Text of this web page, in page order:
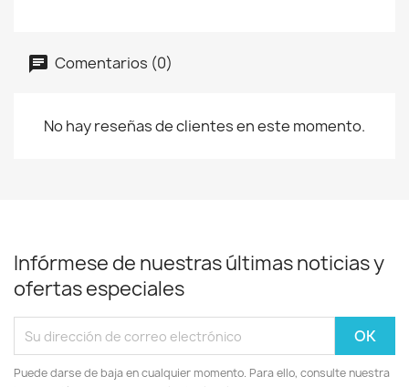
Comentarios (0)
No hay reseñas de clientes en este momento.
Infórmese de nuestras últimas noticias y
ofertas especiales
Puede darse de baja en cualquier momento. Para ello, consulte nuestra